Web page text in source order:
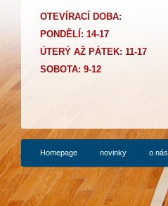
OTEVÍRACÍ DOBA:
PONDĚLÍ: 14-17
ÚTERÝ AŽ PÁTEK: 11-17
SOBOTA: 9-12
Homepage novinky o nás